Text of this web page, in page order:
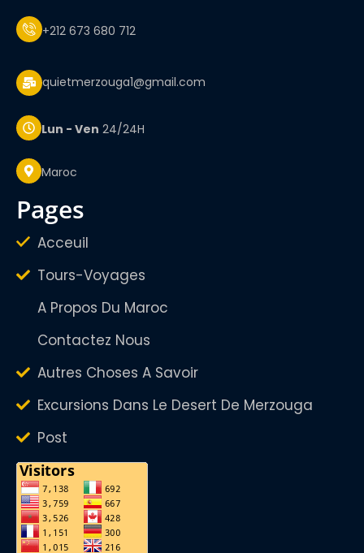
+212 673 680 712
quietmerzouga1@gmail.com
Lun - Ven 24/24H
Maroc
pages
Acceuil
Tours-Voyages
A Propos Du Maroc
Contactez Nous
Autres Choses A Savoir
Excursions Dans Le Desert De Merzouga
Post